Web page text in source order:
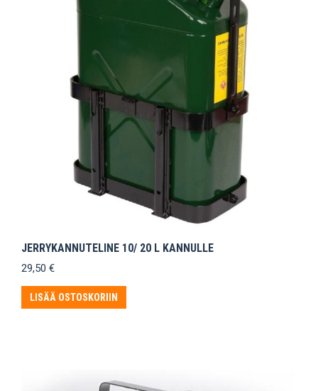
JERRYKANNUTELINE 10/ 20 L KANNULLE
29,50 €
LISÄÄ OSTOSKORIIN